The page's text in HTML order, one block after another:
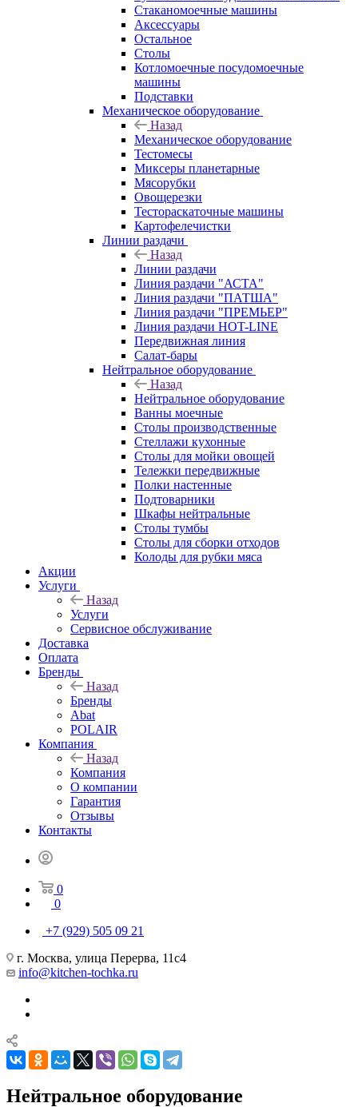
Стаканомоечные машины
Аксессуары
Остальное
Столы
Котломоечные посудомоечные
машины
Подставки
Механическое оборудование
Назад
Механическое оборудование
Тестомесы
Миксеры планетарные
Мясорубки
Овощерезки
Тестораскаточные машины
Картофелечистки
Линии раздачи
Назад
Линии раздачи
Линия раздачи "АСТА"
Линия раздачи "ПАТША"
Линия раздачи "ПРЕМЬЕР"
Линия раздачи HOT-LINE
Передвижная линия
Салат-бары
Нейтральное оборудование
Назад
Нейтральное оборудование
Ванны моечные
Столы производственные
Стеллажи кухонные
Столы для мойки овощей
Тележки передвижные
Полки настенные
Подтоварники
Шкафы нейтральные
Столы тумбы
Столы для сборки отходов
Колоды для рубки мяса
Акции
Услуги
Назад
Услуги
Сервисное обслуживание
Доставка
Оплата
Бренды
Назад
Бренды
Abat
POLAIR
Компания
Назад
Компания
О компании
Гарантия
Отзывы
Контакты
0
0
+7 (929) 505 09 21
г. Москва, улица Перерва, 11с4
info@kitchen-tochka.ru
Нейтральное оборудование